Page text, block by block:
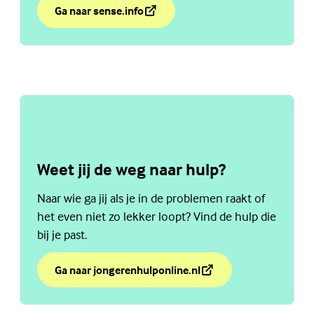
sense.info.
Ga naar sense.info
over Podcast Sense Talk
(Externe link)
Weet jij de weg naar hulp?
Naar wie ga jij als je in de problemen raakt of
het even niet zo lekker loopt? Vind de hulp die
bij je past.
Ga naar jongerenhulponline.nl
over Weet jij de weg naar hulp?
(Externe link)